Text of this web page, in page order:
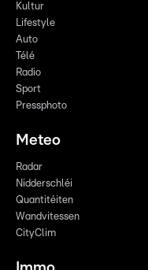
Kultur
Lifestyle
Auto
Télé
Radio
Sport
Pressphoto
Meteo
Radar
Nidderschléi
Quantitéiten
Wandvitessen
CityClim